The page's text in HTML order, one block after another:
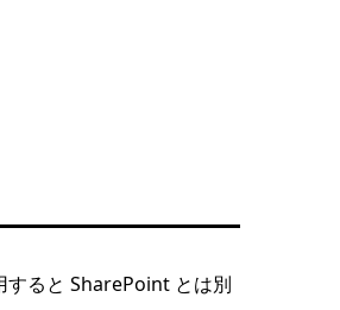
すると SharePoint とは別